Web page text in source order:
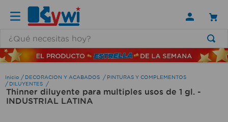
DECORACION Y ACABADOS
PINTURAS Y COMPLEMENTOS
DILUYENTES
Thinner diluyente para multiples usos de 1 gl. -
INDUSTRIAL LATINA
TÉRMINOS MÁS BUSCADOS
1 .
lamparas
2.
ducha